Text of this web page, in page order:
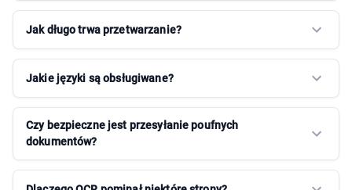
Jak długo trwa przetwarzanie?
Jakie języki są obsługiwane?
Czy bezpieczne jest przesyłanie poufnych
dokumentów?